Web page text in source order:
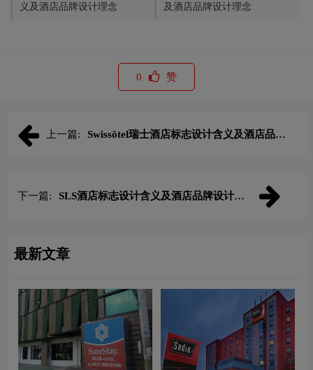
义及酒店品牌设计理念
及酒店品牌设计理念
0 赞
上一篇:
Swissôtel瑞士酒店标志设计含义及酒店品牌
下一篇:
SLS酒店标志设计含义及酒店品牌设计理
最新文章